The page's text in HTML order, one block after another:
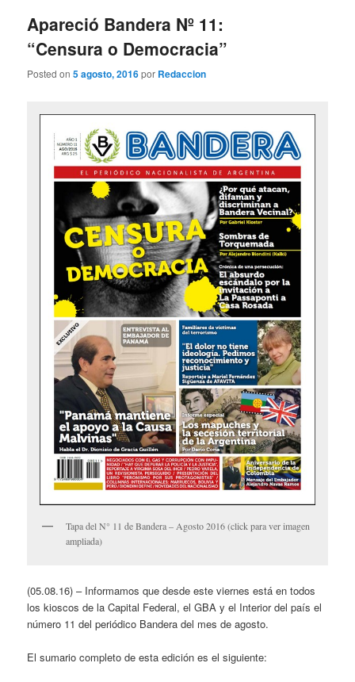
Apareció Bandera Nº 11:
“Censura o Democracia”
Posted on5 agosto, 2016por Redaccion
Tapa del N° 11 de Bandera – Agosto 2016 (click para ver imagen
ampliada)
(05.08.16) – Informamos que desde este viernes está en todos
los kioscos de la Capital Federal, el GBA y el Interior del país el
número 11 del periódico Bandera del mes de agosto.
El sumario completo de esta edición es el siguiente: